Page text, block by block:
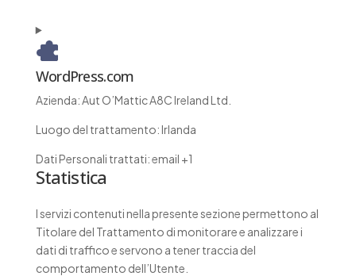
WordPress.com
Azienda:Aut O’Mattic A8C Ireland Ltd.
Luogo del trattamento:Irlanda
Dati Personali trattati:email +1
Statistica
I servizi contenuti nella presente sezione permettono al
Titolare del Trattamento di monitorare e analizzare i
dati di traffico e servono a tener traccia del
comportamento dell’Utente.